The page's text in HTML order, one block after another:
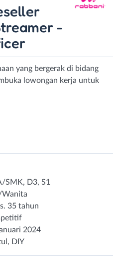
-
yang bergerak di bidang
lowongan kerja untuk
SMK, D3, S1
Wanita
35 tahun
2024
DIY